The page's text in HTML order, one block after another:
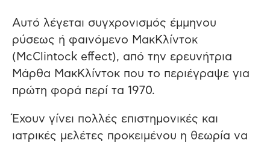
Αυτό λέγεται συγχρονισμός έμμηνου
ρύσεως ή φαινόμενο ΜακΚλίντοκ
(McClintock effect), από την ερευνήτρια
Μάρθα ΜακΚλίντοκ που το περιέγραψε για
πρώτη φορά περί τα 1970.
Έχουν γίνει πολλές επιστημονικές και
ιατρικές μελέτες προκειμένου η θεωρία να